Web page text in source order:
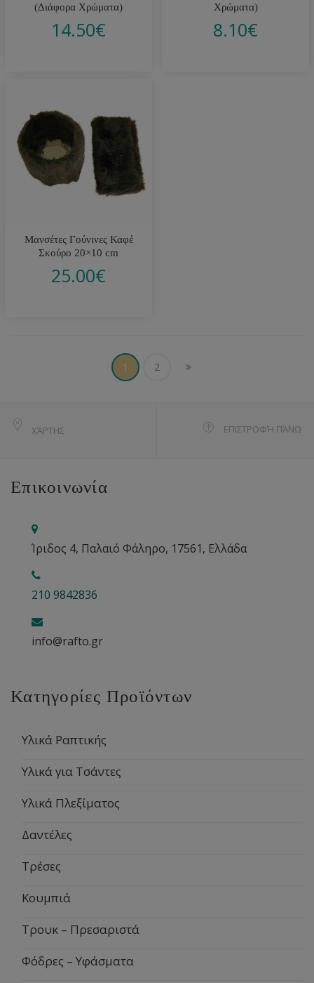
(Διάφορα Χρώματα)
14.50€
Χρώματα)
8.10€
Μανσέτες Γούνινες Καφέ
Σκούρο 20×10 cm
25.00€
1 2
ΧΆΡΤΗΣ ΕΠΙΣΤΡΟΦΉ ΠΆΝΩ
Επικοινωνία
Ίριδος 4, Παλαιό Φάληρο, 17561, Ελλάδα
210 9842836
info@rafto.gr
Κατηγορίες Προϊόντων
Υλικά Ραπτικής
Υλικά για Τσάντες
Υλικά Πλεξίματος
Δαντέλες
Τρέσες
Κουμπιά
Τρουκ – Πρεσαριστά
Φόδρες – Υφάσματα